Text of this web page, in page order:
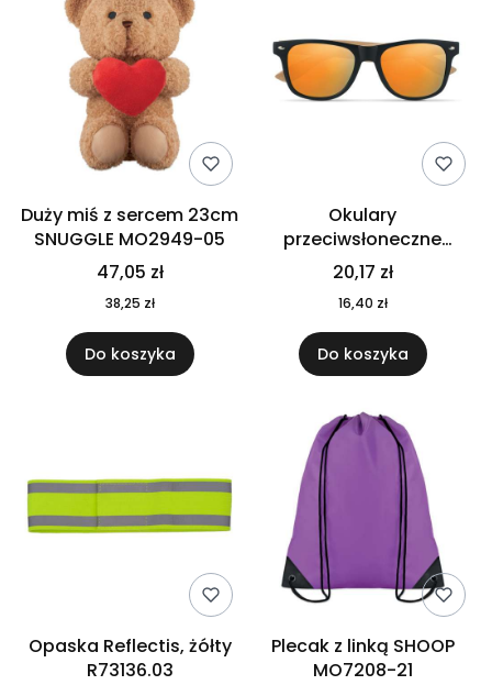
Duży miś z sercem 23cm
SNUGGLE MO2949-05
47,05 zł
38,25 zł
Do koszyka
Okulary
przeciwsłoneczne
CALIFORNIA TOUCH
MO9617-10
20,17 zł
16,40 zł
Do koszyka
Opaska Reflectis, żółty
R73136.03
Plecak z linką SHOOP
MO7208-21